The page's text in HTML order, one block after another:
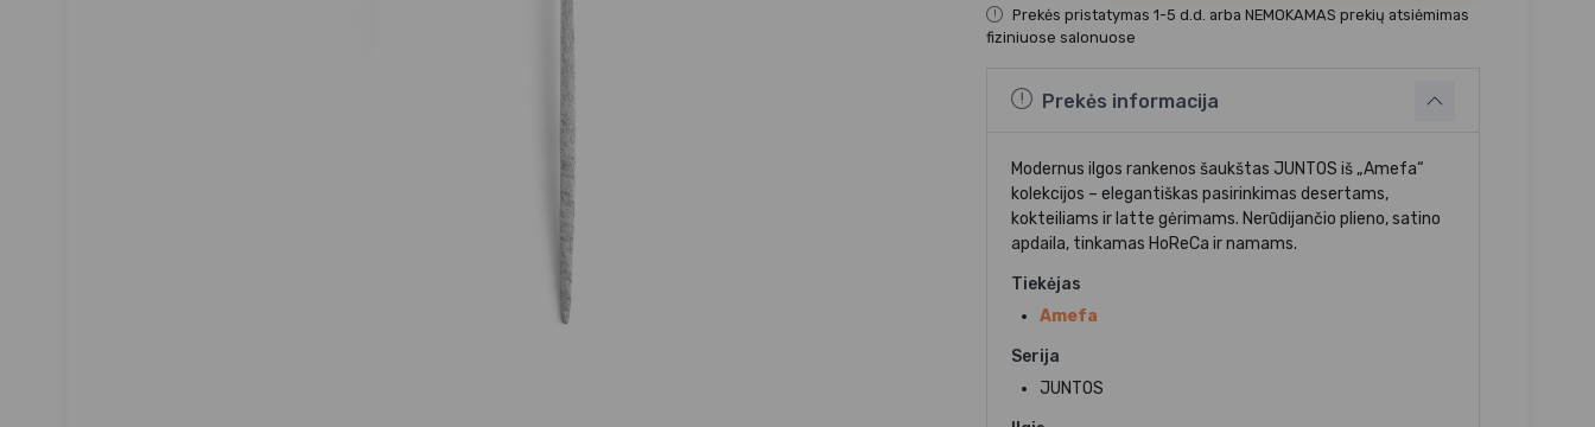
Prekės pristatymas 1-5 d.d. arba NEMOKAMAS prekių atsiėmimas
fiziniuose salonuose
Prekės informacija
Modernus ilgos rankenos šaukštas JUNTOS iš „Amefa“
kolekcijos – elegantiškas pasirinkimas desertams,
kokteiliams ir latte gėrimams. Nerūdijančio plieno, satino
apdaila, tinkamas HoReCa ir namams.
Tiekėjas
Amefa
Serija
JUNTOS